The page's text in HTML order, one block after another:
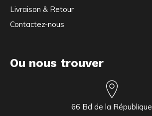
Livraison & Retour
Contactez-nous
Ou nous trouver
66 Bd de la République